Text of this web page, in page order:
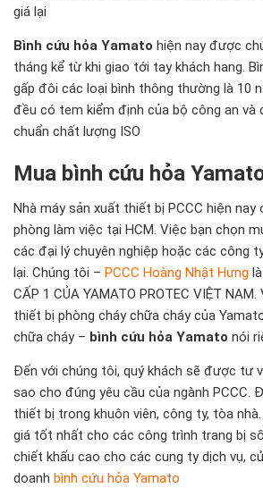
giá lại
Bình cứu hỏa Yamato hiện nay được
tháng kể từ khi giao tới tay khách hang.
gấp đôi các loại bình thông thường là 10
đều có tem kiểm định của bộ công an và
chuẩn chất lượng ISO
Mua bình cứu hỏa
Nhà máy sản xuất thiết bị PCCC hiện nay
phòng làm việc tại HCM. Việc bạn chọn
các đại lý chuyên nghiệp hoặc các công
lại. Chúng tôi – PCCC Hoàng Nhật Hưng
CẤP 1 CỦA YAMATO PROTEC VIỆT
thiết bị phòng cháy chữa cháy của
chữa cháy – bình cứu hỏa Yamato nói
Đến với chúng tôi, quý khách sẽ được tư
sao cho đúng yêu cầu của ngành PCCC.
thiết bị trong khuôn viên, công ty, tòa
giá tốt nhất cho các công trình trang bị
chiết khấu cao cho các cung ty dịch vụ,
doanh bình cứu hỏa Yamato